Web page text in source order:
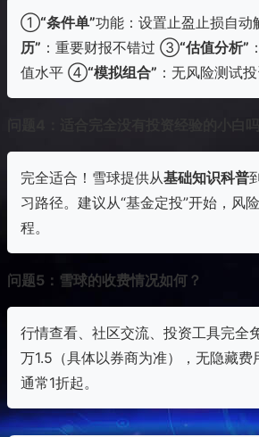
①“条件单”功能：设置止盈止损自
历” ：重要财报不错过 ③“估值分析”
值水平 ④“模拟组合” ：无风险测试
完全适合！雪球提供从基础知识科普
习路径。建议从“基金定投”开始，风
程。
问题5：雪球的收费情况如何？
行情查看、社区交流、投资工具完全
万1.5（具体以券商为准），无隐藏费
通常1折起。